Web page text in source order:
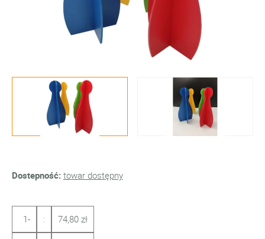
Dostepność: towar dostępny
1- : 74,80 zł